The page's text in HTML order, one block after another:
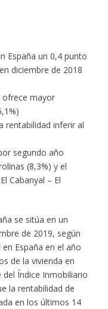
España un 0,4 punto
diciembre de 2018
ofrece mayor
rentabilidad inferir al
segundo año
(8,3%) y el
Cabanyal – El
se sitúa en un
de 2019, según
España en el año
de la vivienda en
Índice Inmobiliario
la rentabilidad de
en los últimos 14